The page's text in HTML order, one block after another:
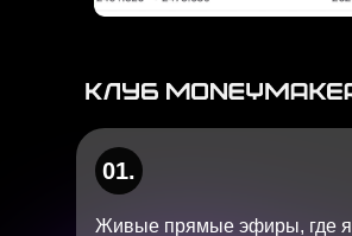
01.
Живые прямые эфиры, где я